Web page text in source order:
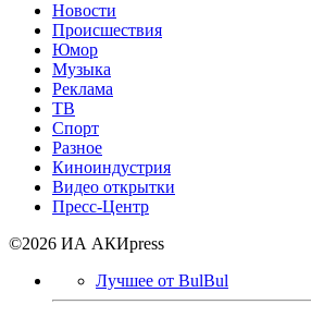
Новости
Происшествия
Юмор
Музыка
Реклама
ТВ
Спорт
Разное
Киноиндустрия
Видео открытки
Пресс-Центр
©2026 ИА АКИpress
Лучшее от BulBul